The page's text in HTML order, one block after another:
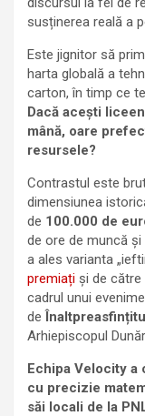
susținerea reală a
Este jignitor să
harta globală a
carton, în timp ce
Dacă acești
mână, oare
resursele?
Contrastul este
dimensiunea
de 100.000 de
de ore de muncă
a ales varianta
premiați și de către
cadrul unui
de
Arhiepiscopul
Echipa Velocity
cu precizie
săi locali de la